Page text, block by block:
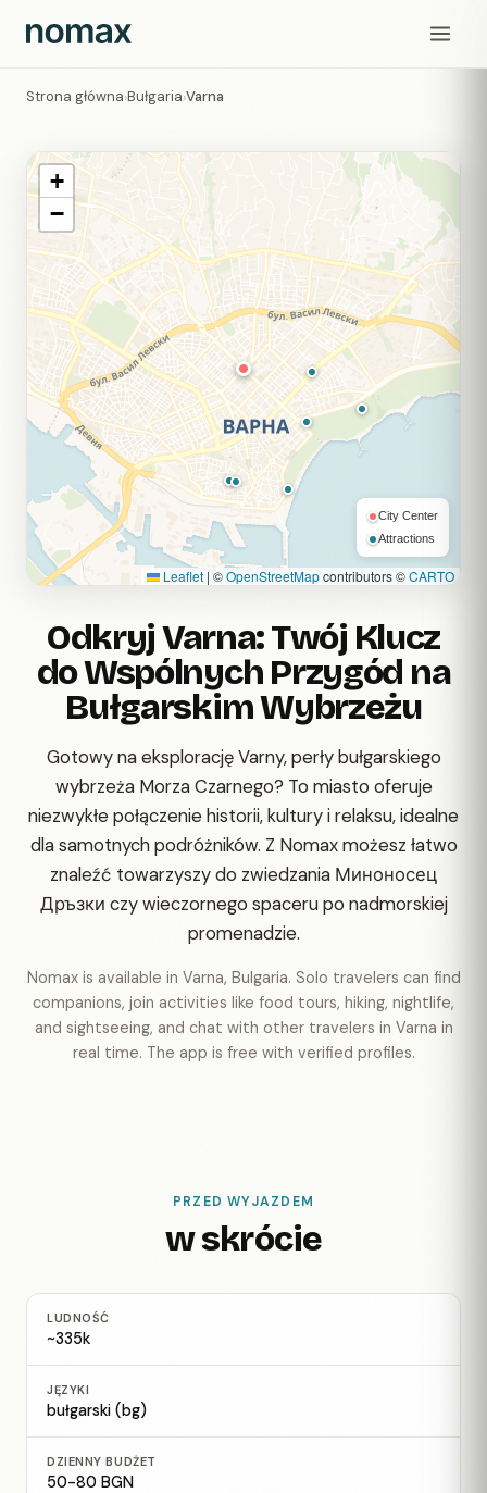
Strona główna›Bułgaria›Varna
Odkryj Varna: Twój Klucz
do Wspólnych Przygód na
Bułgarskim Wybrzeżu
Gotowy na eksplorację Varny, perły bułgarskiego
wybrzeża Morza Czarnego? To miasto oferuje
niezwykłe połączenie historii, kultury i relaksu, idealne
dla samotnych podróżników. Z Nomax możesz łatwo
znaleźć towarzyszy do zwiedzania Миноносец
Дръзки czy wieczornego spaceru po nadmorskiej
promenadzie.
Nomax is available in Varna, Bulgaria. Solo travelers can find
companions, join activities like food tours, hiking, nightlife,
and sightseeing, and chat with other travelers in Varna in
real time. The app is free with verified profiles.
+
−
City Center
Attractions
Leaflet | ©OpenStreetMapcontributors ©CARTO
PRZED WYJAZDEM
w skrócie
LUDNOŚĆ
~335k
JĘZYKI
bułgarski (bg)
DZIENNY BUDŻET
50-80 BGN